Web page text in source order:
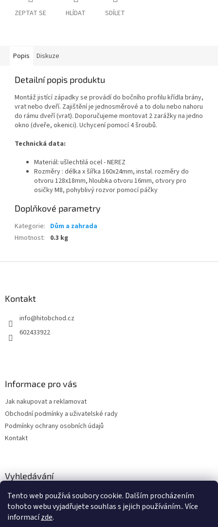
Tento web používá soubory cookie. Dalším procházením
tohoto webu vyjadřujete souhlas s jejich používáním.. Více
informacízde.
ZEPTAT SE HLÍDAT SDÍLET
Popis Diskuze
Detailní popis produktu
Montáž jistící západky se provádí do bočního profilu křídla brány,
vrat nebo dveří. Zajištění je jednosměrové a to dolu nebo nahoru
do rámu dveří (vrat). Doporučujeme montovat 2 zarážky na jedno
okno (dveře, okenici). Uchycení pomocí 4 šroubů.
Technická data:
Materiál: ušlechtilá ocel - NEREZ
Rozměry : délka x šířka 160x24mm, instal. rozměry do
otvoru 128x18mm, hloubka otvoru 16mm, otvory pro
osičky M8, pohyblivý rozvor pomocí páčky
Doplňkové parametry
Kategorie: Dům a zahrada
Hmotnost: 0.3 kg
Kontakt
info@hitobchod.cz
602433922
Informace pro vás
Jak nakupovat a reklamovat
Obchodní podmínky a uživatelské rady
Podmínky ochrany osobních údajů
Kontakt
Vyhledávání
HLEDAT